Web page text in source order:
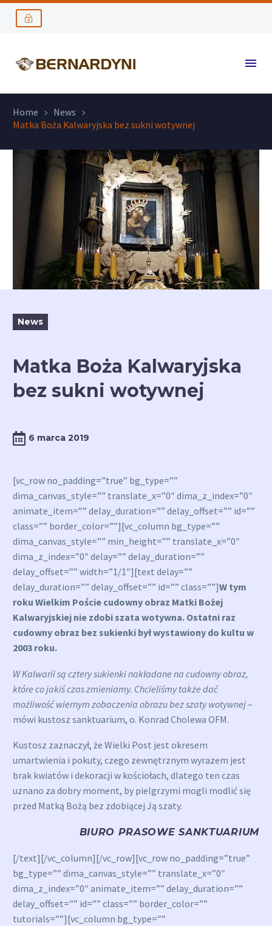
Home
News
Matka Boża Kalwaryjska bez sukni wotywnej
News
Matka Boża Kalwaryjska
bez sukni wotywnej
6 marca 2019
[vc_row no_padding=”true” bg_type=””
dima_canvas_style=”” translate_x=”0″ dima_z_index=”0″
animate_item=”” delay_duration=”” delay_offset=”” id=””
class=”” border_color=””][vc_column bg_type=””
dima_canvas_style=”” min_height=”” translate_x=”0″
dima_z_index=”0″ delay=”” delay_duration=””
delay_offset=”” width=”1/1″][text delay=””
delay_duration=”” delay_offset=”” id=”” class=””]W tym
roku Wielkim Poście cudowny obraz Matki Bożej
Kalwaryjskiej nie zdobi szata wotywna. Ostatni raz
cudowny obraz bez sukienki był wystawiony do kultu w
2003 roku.
W Kalwarii są cztery sukienki nakładane na cudowny obraz,
które co jakiś czas zmieniamy. Chcieliśmy także dać
możliwość wiernym zobaczenia obrazu bez szaty wotywnej–
mówi kustosz sanktuarium, o. Konrad Cholewa OFM.
Kustosz zaznaczył, że Wielki Post jest okresem
umartwienia i pokuty, czego zewnętrznym wyrazem jest
brak kwiatów i dekoracji w kościołach, dlatego ten czas
uznano za dobry moment, by pielgrzymi mogli modlić się
przed Matką Bożą bez zdobiącej Ją szaty.
BIURO PRASOWE SANKTUARIUM
[/text][/vc_column][/vc_row][vc_row no_padding=”true”
bg_type=”” dima_canvas_style=”” translate_x=”0″
dima_z_index=”0″ animate_item=”” delay_duration=””
delay_offset=”” id=”” class=”” border_color=””
tutorials=””][vc_column bg_type=””